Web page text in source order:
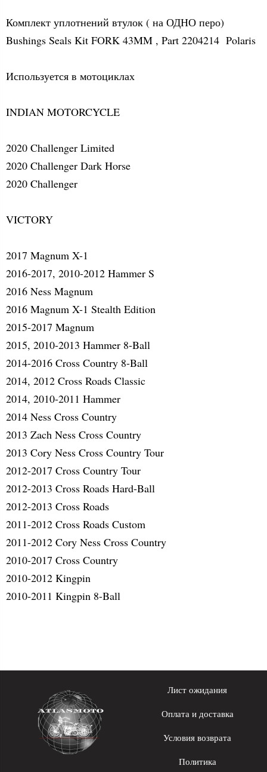
Комплект уплотнений втулок ( на ОДНО перо)
Bushings Seals Kit FORK 43MM , Part 2204214 Polaris
Используется в мотоциклах
INDIAN MOTORCYCLE
2020 Challenger Limited
2020 Challenger Dark Horse
2020 Challenger
VICTORY
2017 Magnum X-1
2016-2017, 2010-2012 Hammer S
2016 Ness Magnum
2016 Magnum X-1 Stealth Edition
2015-2017 Magnum
2015, 2010-2013 Hammer 8-Ball
2014-2016 Cross Country 8-Ball
2014, 2012 Cross Roads Classic
2014, 2010-2011 Hammer
2014 Ness Cross Country
2013 Zach Ness Cross Country
2013 Cory Ness Cross Country Tour
2012-2017 Cross Country Tour
2012-2013 Cross Roads Hard-Ball
2012-2013 Cross Roads
2011-2012 Cross Roads Custom
2011-2012 Cory Ness Cross Country
2010-2017 Cross Country
2010-2012 Kingpin
2010-2011 Kingpin 8-Ball
Лист ожидания
Оплата и доставка
Условия возврата
Политика